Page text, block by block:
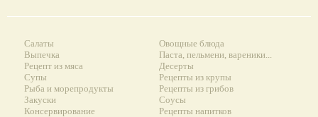
Салаты
Выпечка
Рецепт из мяса
Супы
Рыба и морепродукты
Закуски
Консервирование
Овощные блюда
Паста, пельмени, вареники...
Десерты
Рецепты из крупы
Рецепты из грибов
Соусы
Рецепты напитков